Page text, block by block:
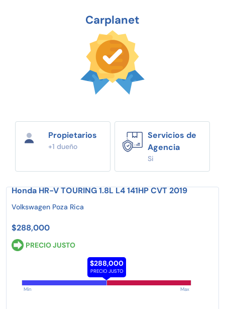
Carplanet
Propietarios
+1 dueño
Servicios de
Agencia
Si
Honda HR-V TOURING 1.8L L4 141HP CVT 2019
Volkswagen Poza Rica
$288,000
PRECIO JUSTO
$288,000
PRECIO JUSTO
Min Max